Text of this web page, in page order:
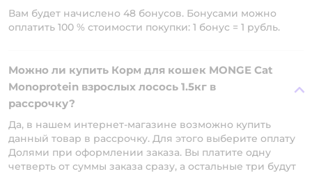
Вам будет начислено 48 бонусов. Бонусами можно
оплатить 100 % стоимости покупки: 1 бонус = 1 рубль.
Можно ли купить Корм для кошек MONGE Cat
Monoprotein взрослых лосось 1.5кг в
рассрочку?
Да, в нашем интернет-магазине возможно купить
данный товар в рассрочку. Для этого выберите оплату
Долями при оформлении заказа. Вы платите одну
четверть от суммы заказа сразу, а остальные три будут